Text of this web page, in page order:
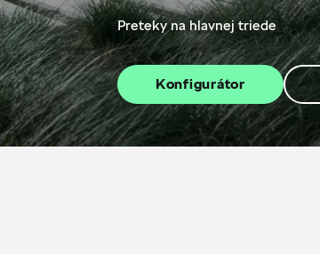
Preteky na hlavnej triede
Konfigurátor